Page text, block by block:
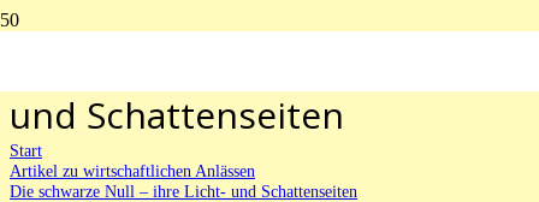
und Schattenseiten
Start
Artikel zu wirtschaftlichen Anlässen
Die schwarze Null – ihre Licht- und Schattenseiten